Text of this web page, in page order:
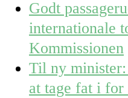
Godt
internationale
Kommissionen
Til ny
at tage fat i for